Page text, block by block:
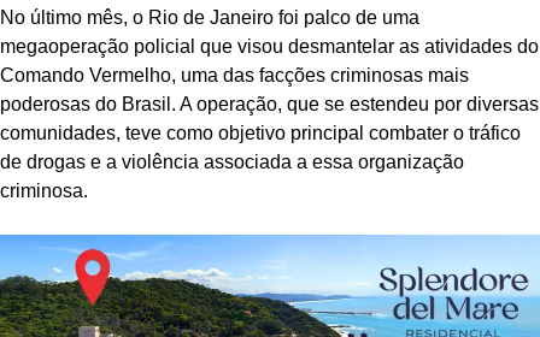
No último mês, o Rio de Janeiro foi palco de uma
megaoperação policial que visou desmantelar as atividades do
Comando Vermelho, uma das facções criminosas mais
poderosas do Brasil. A operação, que se estendeu por diversas
comunidades, teve como objetivo principal combater o tráfico
de drogas e a violência associada a essa organização
criminosa.